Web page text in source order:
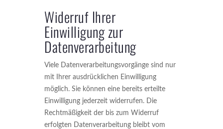
Widerruf Ihrer
Einwilligung zur
Datenverarbeitung
Viele Datenverarbeitungsvorgänge sind nur
mit Ihrer ausdrücklichen Einwilligung
möglich. Sie können eine bereits erteilte
Einwilligung jederzeit widerrufen. Die
Rechtmäßigkeit der bis zum Widerruf
erfolgten Datenverarbeitung bleibt vom